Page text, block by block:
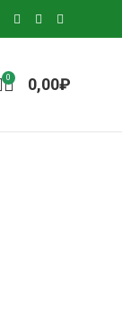
0 0,00₽